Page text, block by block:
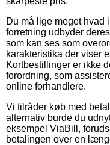
Du må lige meget hvad
forretning udbyder
som kan ses som
karakteristika der viser
Kortbestillinger er ikke
forordning, som
online forhandlere.
Vi tilråder køb med
alternativ burde du
eksempel ViaBill,
betalingen over en